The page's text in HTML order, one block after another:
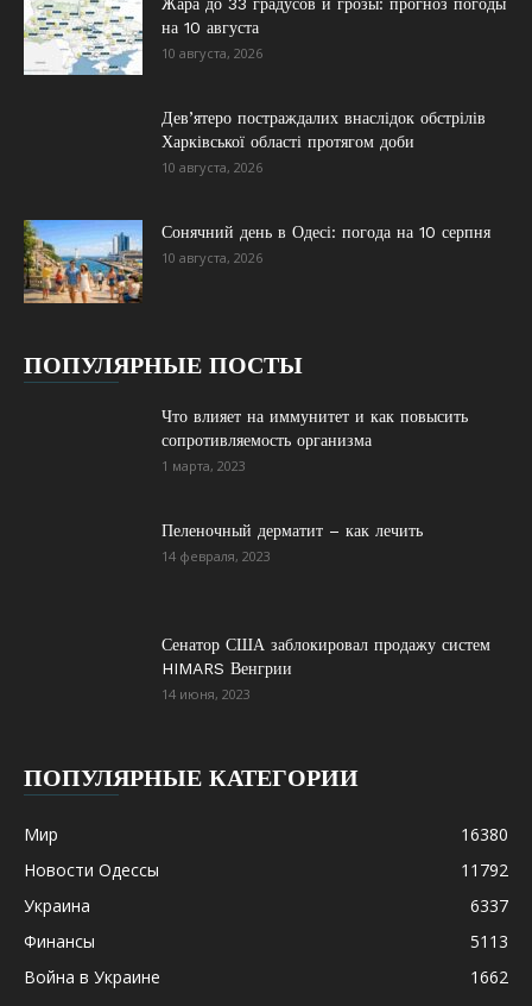
на 10 августа
10 августа, 2026
Дев’ятеро постраждалих внаслідок обстрілів
Харківської області протягом доби
10 августа, 2026
Сонячний день в Одесі: погода на 10 серпня
10 августа, 2026
ПОПУЛЯРНЫЕ ПОСТЫ
Что влияет на иммунитет и как повысить
сопротивляемость организма
1 марта, 2023
Пеленочный дерматит – как лечить
14 февраля, 2023
Сенатор США заблокировал продажу систем
HIMARS Венгрии
14 июня, 2023
ПОПУЛЯРНЫЕ КАТЕГОРИИ
Мир
16380
Новости Одессы
11792
Украина
6337
Финансы
5113
Война в Украине
1662